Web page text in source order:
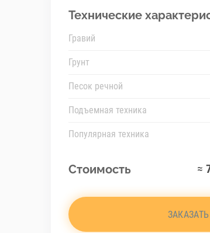
Технические
Гравий
Грунт
Песок речной
Подъемная техника
Популярная техника
Стоимость ≈
ЗАКАЗАТЬ